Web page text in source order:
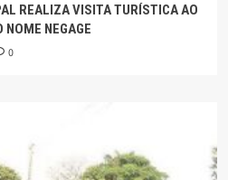
REALIZA VISITA TURÍSTICA AO
NOME NEGAGE
0